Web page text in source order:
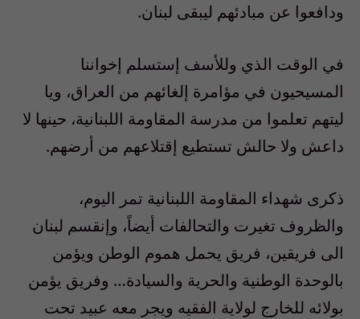
ودافعوا عن مبادئهم ليبقى لبنان.
في الوقت الذي وللأسف إستسلم إخواننا
المسيحيون في مؤامرة إلغائهم من العراق، ويا
ليتهم تعلموا من مدرسة المقاومة اللبنانية، حينها لا
داعش ولا حالش تستطيع إقتلاعهم من أرضهم.
ذكرى شهداء المقاومة اللبنانية تمر اليوم،
والظروف تغيرت والتحالفات أيضاً، وإنقسم لبنان
الى فريقين، فريق يحمل هموم الوطن ويؤمن
بالوحدة الوطنية والحرية والسيادة… وفريق يؤمن
بولائه للخارج لولاية الفقيه ويجر معه عبيد تحت